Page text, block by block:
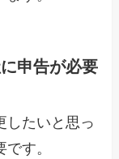
申告が必要
したいと思っ
す。